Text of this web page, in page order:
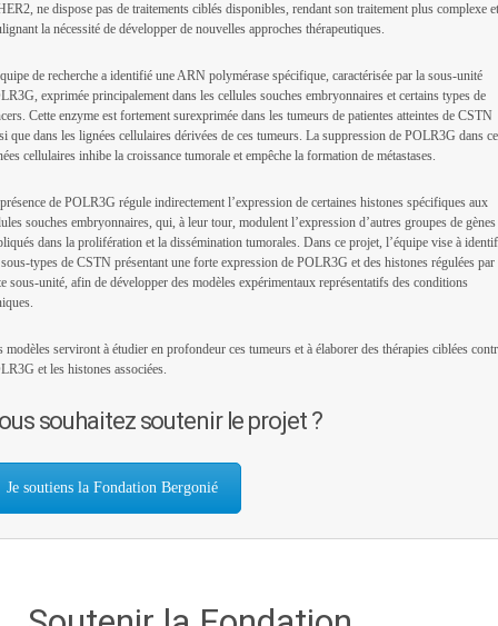
ne dispose pas de traitements ciblés disponibles, rendant son traitement plus complexe et
la nécessité de développer de nouvelles approches thérapeutiques.
de recherche a identifié une ARN polymérase spécifique, caractérisée par la sous-unité
exprimée principalement dans les cellules souches embryonnaires et certains types de
Cette enzyme est fortement surexprimée dans les tumeurs de patientes atteintes de CSTN
que dans les lignées cellulaires dérivées de ces tumeurs. La suppression de POLR3G dans
cellulaires inhibe la croissance tumorale et empêche la formation de métastases.
de POLR3G régule indirectement l’expression de certaines histones spécifiques aux
souches embryonnaires, qui, à leur tour, modulent l’expression d’autres groupes de gènes
dans la prolifération et la dissémination tumorales. Dans ce projet, l’équipe vise à
types de CSTN présentant une forte expression de POLR3G et des histones régulées par
sous-unité, afin de développer des modèles expérimentaux représentatifs des conditions
modèles serviront à étudier en profondeur ces tumeurs et à élaborer des thérapies ciblées
et les histones associées.
souhaitez soutenir le projet ?
Je soutiens la Fondation Bergonié